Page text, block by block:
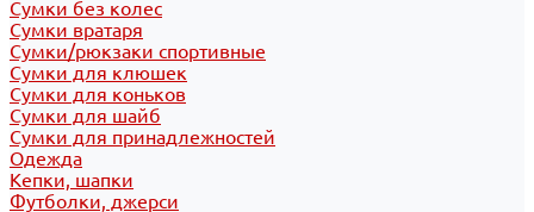
Сумки без колес
Сумки вратаря
Сумки/рюкзаки спортивные
Сумки для клюшек
Сумки для коньков
Сумки для шайб
Сумки для принадлежностей
Одежда
Кепки, шапки
Футболки, джерси